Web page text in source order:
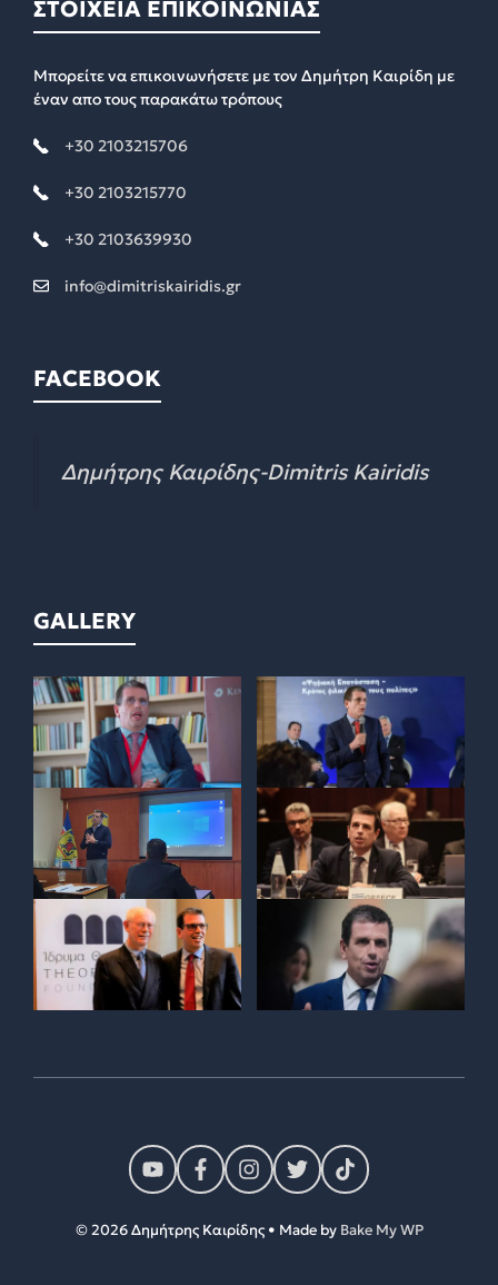
ΣΤΟΙΧΕΙΑ ΕΠΙΚΟΙΝΩΝΙΑΣ
Μπορείτε να επικοινωνήσετε με τον Δημήτρη Καιρίδη με
έναν απο τους παρακάτω τρόπους
+30 2103215706
+30 2103215770
+30 2103639930
info@dimitriskairidis.gr
FACEBOOK
Δημήτρης Καιρίδης-Dimitris Kairidis
GALLERY
© 2026 Δημήτρης Καιρίδης • Made by Bake My WP